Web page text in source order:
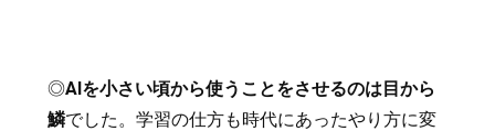
◎AIを小さい頃から使うことをさせるのは目から
鱗でした。学習の仕方も時代にあったやり方に変